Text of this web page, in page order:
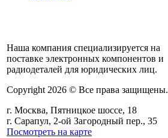
Наша компания специализируется на
поставке электронных компонентов и
радиодеталей для юридических лиц.
Copyright 2026 © Все права защищены.
г. Москва, Пятницкое шоссе, 18
г. Сарапул, 2-ой Загородный пер., 35
Посмотреть на карте